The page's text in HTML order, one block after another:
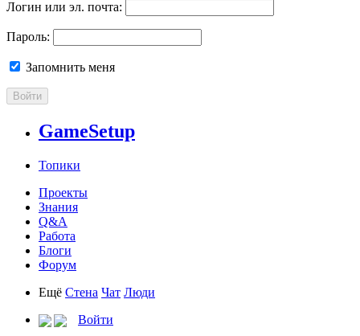
Логин или эл. почта:
Пароль:
Запомнить меня
Войти
GameSetup
Топики
Проекты
Знания
Q&A
Работа
Блоги
Форум
Ещё Стена Чат Люди
Войти